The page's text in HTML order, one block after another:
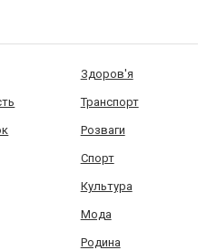
Здоров'я
Транспорт
Розваги
Спорт
Культура
Мода
Родина